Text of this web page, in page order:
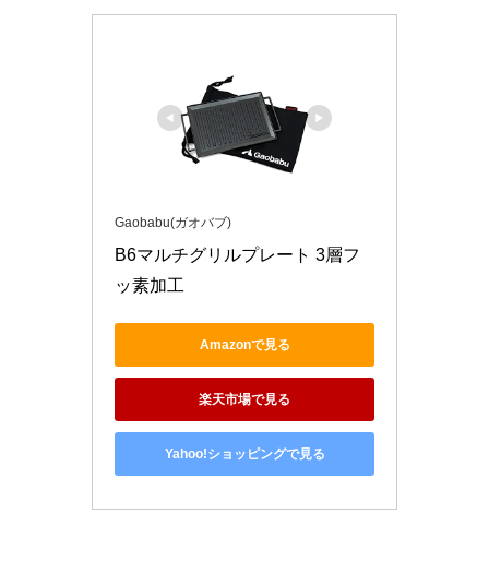
Gaobabu(ガオバブ)
B6マルチグリルプレート 3層フ
ッ素加工
Amazonで見る
楽天市場で見る
Yahoo!ショッピングで見る